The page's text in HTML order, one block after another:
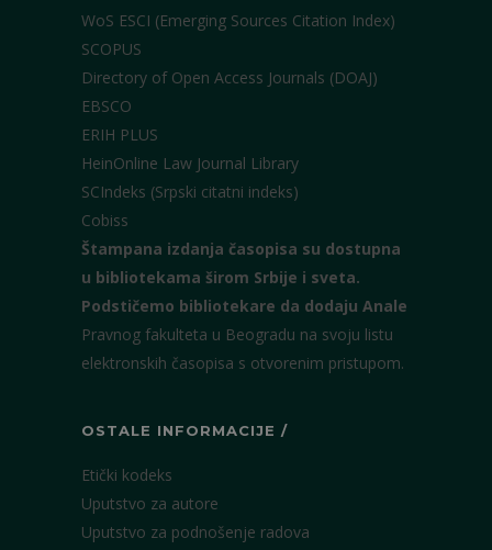
WoS ESCI (Emerging Sources Citation Index)
SCOPUS
Directory of Open Access Journals (DOAJ)
EBSCO
ERIH PLUS
HeinOnline Law Journal Library
SCIndeks (Srpski citatni indeks)
Cobiss
Štampana izdanja časopisa su dostupna
u bibliotekama širom Srbije i sveta.
Podstičemo bibliotekare da dodaju Anale
Pravnog fakulteta u Beogradu na svoju listu
elektronskih časopisa s otvorenim pristupom.
OSTALE INFORMACIJE /
Etički kodeks
Uputstvo za autore
Uputstvo za podnošenje radova